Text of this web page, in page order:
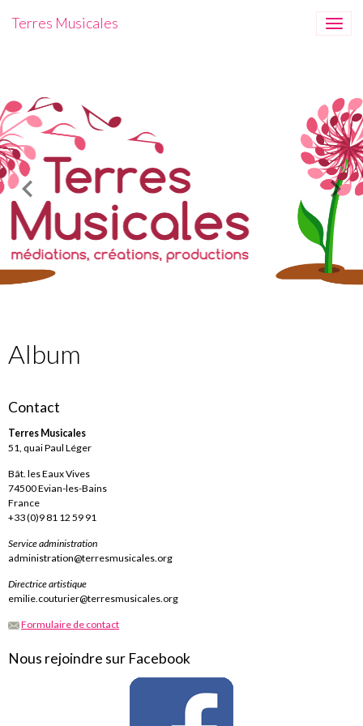
Terres Musicales
Album
Contact
Terres Musicales
51, quai Paul Léger
Bât. les Eaux Vives
74500 Evian-les-Bains
France
+33 (0)9 81 12 59 91
Service administration
administration@terresmusicales.org
Directrice artistique
emilie.couturier@terresmusicales.org
Formulaire de contact
Nous rejoindre sur Facebook